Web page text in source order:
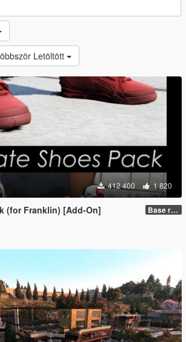
Letöltött
412 400 1 820
(for Franklin) [Add-On] Base release